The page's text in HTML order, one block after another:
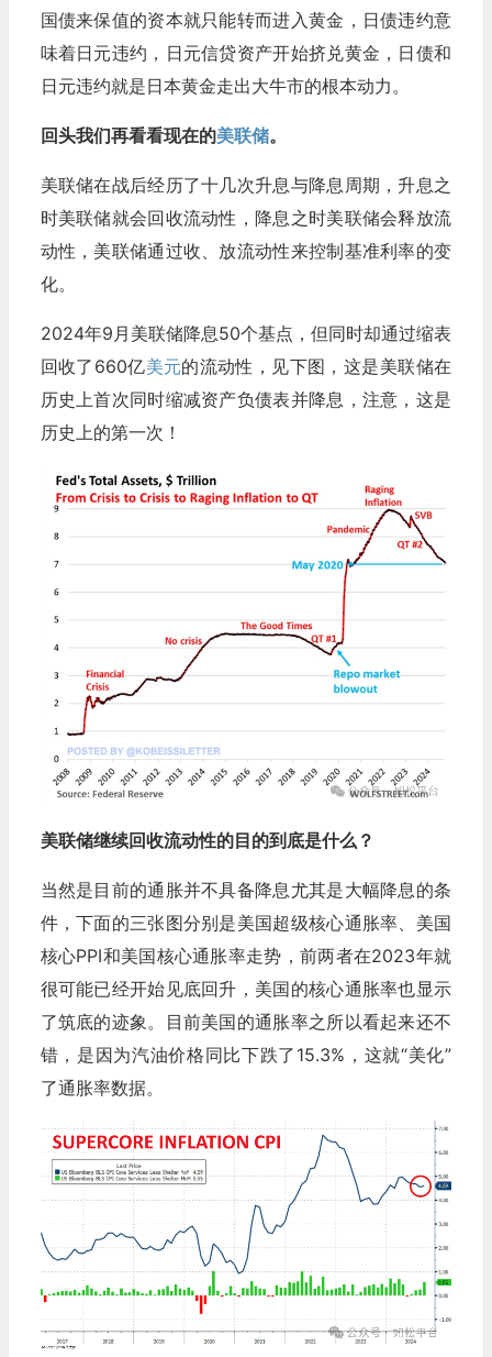
国债来保值的资本就只能转而进入黄金，日债违约意
味着日元违约，日元信贷资产开始挤兑黄金，日债和
日元违约就是日本黄金走出大牛市的根本动力。
回头我们再看看现在的美联储。
美联储在战后经历了十几次升息与降息周期，升息之
时美联储就会回收流动性，降息之时美联储会释放流
动性，美联储通过收、放流动性来控制基准利率的变
化。
2024年9月美联储降息50个基点，但同时却通过缩表
回收了660亿美元的流动性，见下图，这是美联储在
历史上首次同时缩减资产负债表并降息，注意，这是
历史上的第一次！
美联储继续回收流动性的目的到底是什么？
当然是目前的通胀并不具备降息尤其是大幅降息的条
件，下面的三张图分别是美国超级核心通胀率、美国
核心PPI和美国核心通胀率走势，前两者在2023年就
很可能已经开始见底回升，美国的核心通胀率也显示
了筑底的迹象。目前美国的通胀率之所以看起来还不
错，是因为汽油价格同比下跌了15.3%，这就“美化”
了通胀率数据。